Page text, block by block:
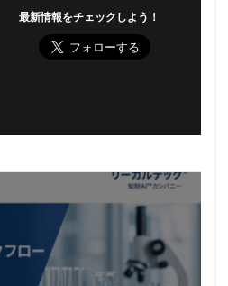
最新情報をチェックしよう！